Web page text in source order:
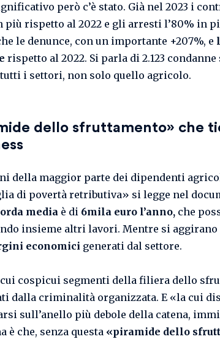
però c’è stato. Già nel 2023 i
più rispetto al 2022 e gli arresti l’80% in
le denunce, con un importante +207%, e
rispetto al 2022. Si parla di 2.123 condanne
i settori, non solo quello agricolo.
dello sfruttamento» che
della maggior parte dei dipendenti
di povertà retributiva» si legge nel
media è di 6mila euro l’anno, che
insieme altri lavori. Mentre si aggirano
economici generati dal settore.
cospicui segmenti della filiera dello
dalla criminalità organizzata. E «la cui
sull’anello più debole della catena,
è che, senza questa «piramide dello